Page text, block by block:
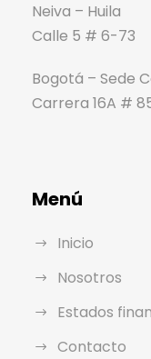
Neiva – Huila
Calle 5 # 6-73
Bogotá – Sede
Carrera 16A #
Menú
Inicio
Nosotros
Estados
Contacto